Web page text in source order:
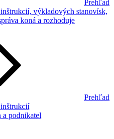
Prehľad
výkladových stanovísk,
koná a rozhoduje
Prehľad
a podnikatel